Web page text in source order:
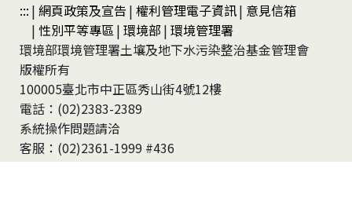
::: 網頁政策及宣告 權利管理電子資訊 意見信箱
性別平等專區 環境部 環境管理署
環境部環境管理署土壤及地下水污染整治基金管理會
版權所有
100005臺北市中正區秀山街4號12樓
電話：(02)2383-2389
系統操作問題請洽
客服：(02)2361-1999 #436
今日瀏覽次數：1912